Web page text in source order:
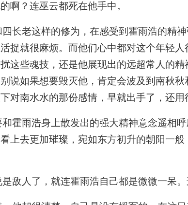
啊？连巫云都死在他手中。
长老这样的修为，在感受到霍雨浩的精
捉就很麻烦。而他们心中都对这个年轻
这些魂技，还是他展现出的远超常人的
说如果想要毁灭他，肯定会波及到南秋
对南水水的那份感情，早就出手了，还用
霍雨浩身上散发出的强大精神意念遥相
上去更加璀璨，宛如东方初升的朝阳一
敌人了，就连霍雨浩自己都是微微一呆